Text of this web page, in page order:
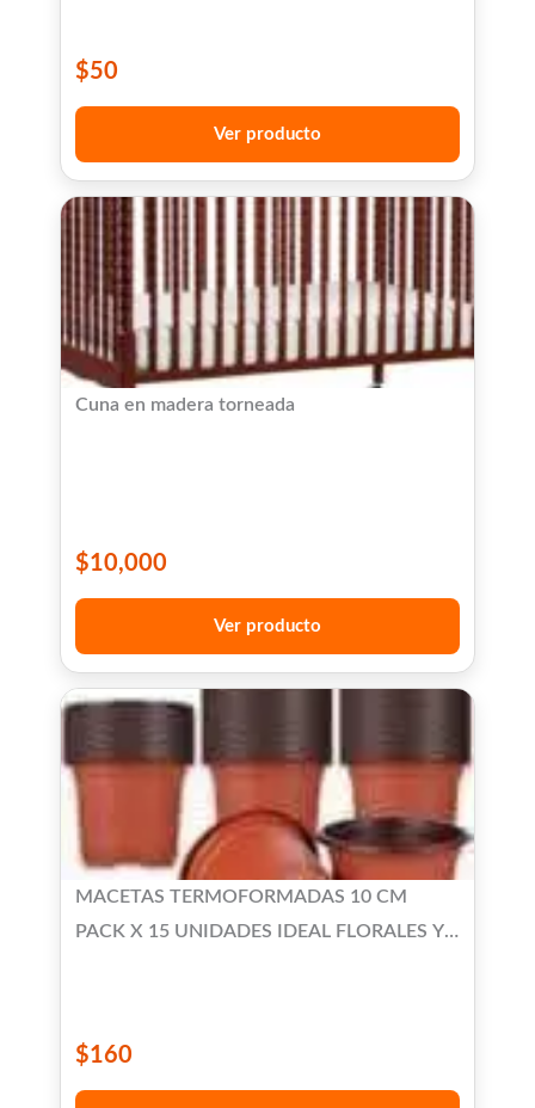
$50
Ver producto
Cuna en madera torneada
$10,000
Ver producto
MACETAS TERMOFORMADAS 10 CM
PACK X 15 UNIDADES IDEAL FLORALES Y
$160